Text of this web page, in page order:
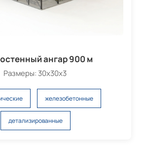
ангар 900 м
Размеры: 30х30х3
железобетонные
детализированные